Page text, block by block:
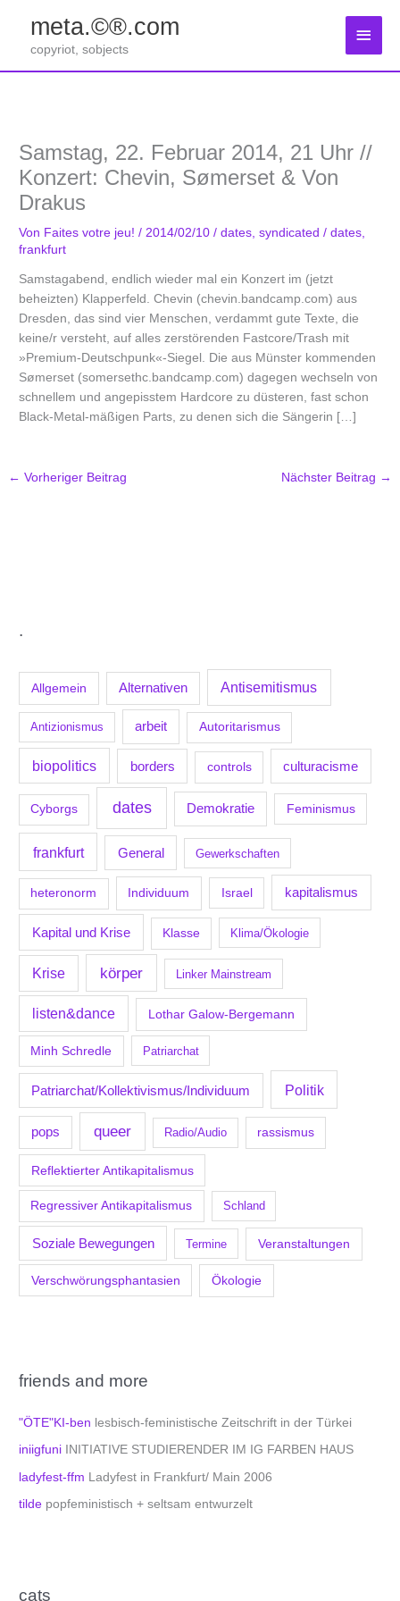
springen
meta.©®.com
copyriot, sobjects
.
Allgemein Alternativen Antisemitismus
Antizionismus arbeit Autoritarismus
biopolitics borders controls culturacisme
Cyborgs dates Demokratie Feminismus
frankfurt General Gewerkschaften
heteronorm Individuum Israel kapitalismus
Kapital und Krise Klasse Klima/Ökologie
Krise körper Linker Mainstream
listen&dance Lothar Galow-Bergemann
Minh Schredle Patriarchat
Patriarchat/Kollektivismus/Individuum Politik
pops queer Radio/Audio rassismus
Reflektierter Antikapitalismus
Regressiver Antikapitalismus Schland
Soziale Bewegungen Termine Veranstaltungen
Verschwörungsphantasien Ökologie
friends and more
"ÖTE"KI-ben lesbisch-feministische Zeitschrift in der Türkei
iniigfuni INITIATIVE STUDIERENDER IM IG FARBEN HAUS
ladyfest-ffm Ladyfest in Frankfurt/ Main 2006
tilde popfeministisch + seltsam entwurzelt
cats
Samstag, 22. Februar 2014, 21 Uhr //
Konzert: Chevin, Sømerset & Von
Drakus
Von Faites votre jeu!/ 2014/02/10/dates ,syndicated /dates
frankfurt
Samstagabend, endlich wieder mal ein Konzert im (jetzt
beheizten) Klapperfeld. Chevin (chevin.bandcamp.com) aus
Dresden, das sind vier Menschen, verdammt gute Texte, die
keine/r versteht, auf alles zerstörenden Fastcore/Trash mit
»Premium-Deutschpunk«-Siegel. Die aus Münster kommenden
Sømerset (somersethc.bandcamp.com) dagegen wechseln von
schnellem und angepisstem Hardcore zu düsteren, fast schon
Black-Metal-mäßigen Parts, zu denen sich die Sängerin […]
← Vorheriger Beitrag Nächster Beitrag →